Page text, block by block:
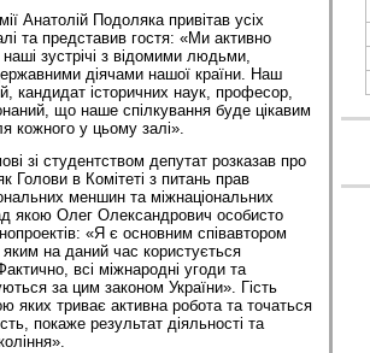
Анатолій Подоляка привітав усіх
та представив гостя: «Ми активно
зустрічі з відомими людьми,
діячами нашої країни. Наш
кандидат історичних наук, професор,
що наше спілкування буде цікавим
кожного у цьому залі».
зі студентством депутат розказав про
Голови в Комітеті з питань прав
меншин та міжнаціональних
якою Олег Олександрович особисто
«Я є основним співавтором
на даний час користується
всі міжнародні угоди та
за цим законом України». Гість
яких триває активна робота та точаться
покаже результат діяльності та